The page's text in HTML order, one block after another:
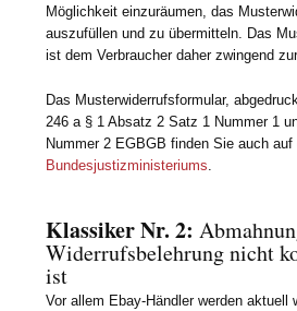
Möglichkeit einzuräumen, das
auszufüllen und zu übermitteln. Das
ist dem Verbraucher daher zwingend
Das Musterwiderrufsformular,
246 a § 1 Absatz 2 Satz 1 Nummer 1
Nummer 2 EGBGB finden Sie auch
Bundesjustizministeriums.
Klassiker Nr. 2:
Widerrufsbelehrung nicht
ist
Vor allem Ebay-Händler werden aktuell